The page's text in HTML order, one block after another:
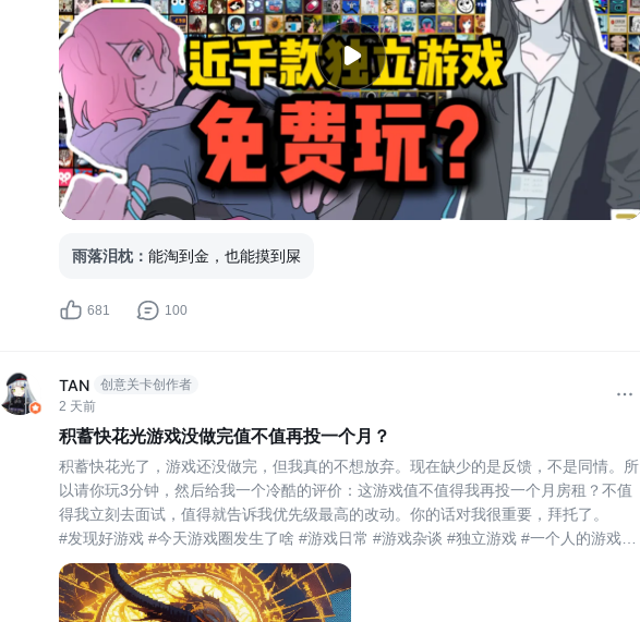
雨落泪枕 ： 能淘到金，也能摸到屎
681 100
TAN 创意关卡创作者
2 天前
积蓄快花光游戏没做完值不值再投一个月？
积蓄快花光了，游戏还没做完，但我真的不想放弃。现在缺少的是反馈，不是同情。所
以请你玩3分钟，然后给我一个冷酷的评价：这游戏值不值得我再投一个月房租？不值
得我立刻去面试，值得就告诉我优先级最高的改动。你的话对我很重要，拜托了。
#发现好游戏 #今天游戏圈发生了啥 #游戏日常 #游戏杂谈 #独立游戏 #一个人的游戏工
作室 #
标签